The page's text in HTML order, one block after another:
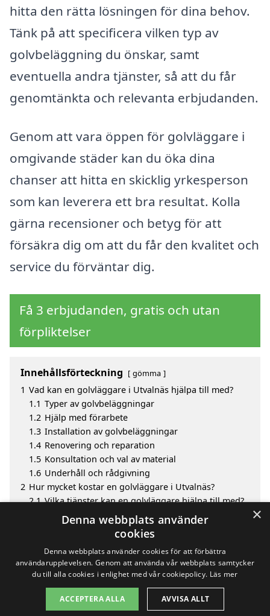
hitta den rätta lösningen för dina behov.
Tänk på att specificera vilken typ av
golvbeläggning du önskar, samt
eventuella andra tjänster, så att du får
genomtänkta och relevanta erbjudanden.
Genom att vara öppen för golvläggare i
omgivande städer kan du öka dina
chanser att hitta en skicklig yrkesperson
som kan leverera ett bra resultat. Kolla
gärna recensioner och betyg för att
försäkra dig om att du får den kvalitet och
service du förväntar dig.
Få 3 erbjudanden, gratis och utan
förpliktelser
Innehållsförteckning gömma
1 Vad kan en golvläggare i Utvalnäs hjälpa till med?
1.1 Typer av golvbeläggningar
1.2 Hjälp med förarbete
1.3 Installation av golvbeläggningar
1.4 Renovering och reparation
1.5 Konsultation och val av material
1.6 Underhåll och rådgivning
2 Hur mycket kostar en golvläggare i Utvalnäs?
2.1 Vilka tjänster kan en golvläggare hjälpa till med?
Fördelar med att välja golvläggare i Utvalnäs
Sök efter en skicklig golvläggare i de omgivande
Copyright 2026 - Pilanto Aps
×
Denna webbplats använder
cookies
Denna webbplats använder cookies för att förbättra
användarupplevelsen. Genom att använda vår webbplats samtycker
du till alla cookies i enlighet med vår cookiepolicy. Läs mer
ACCEPTERA ALLA AVVISA ALLT